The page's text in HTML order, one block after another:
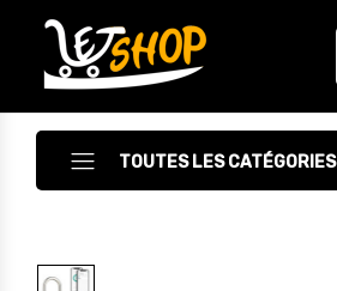
Letshop.dz
TOUTES LES CATÉGORIES
Accessoires